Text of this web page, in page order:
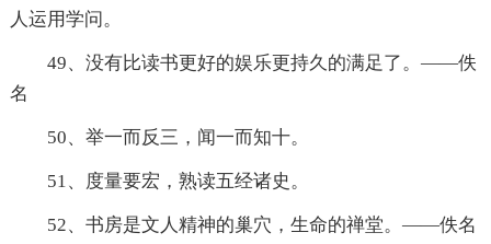
人运用学问。
49、没有比读书更好的娱乐更持久的满足了。——佚
名
50、举一而反三，闻一而知十。
51、度量要宏，熟读五经诸史。
52、书房是文人精神的巢穴，生命的禅堂。——佚名